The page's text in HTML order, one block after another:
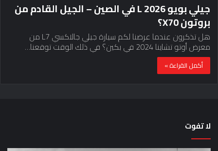
جيلي بويو L 2026 في الصين – الجيل القادم من
بروتون X70؟
هل تذكرون عندما عرضنا لكم سيارة جيلي جالاكسي L7 من
معرض أوتو تشاينا 2024 في بكين؟ في ذلك الوقت توقعنا…
أكمل القراءة »
لا تفوت